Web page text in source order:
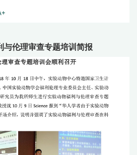
与伦理审查专题培训简报